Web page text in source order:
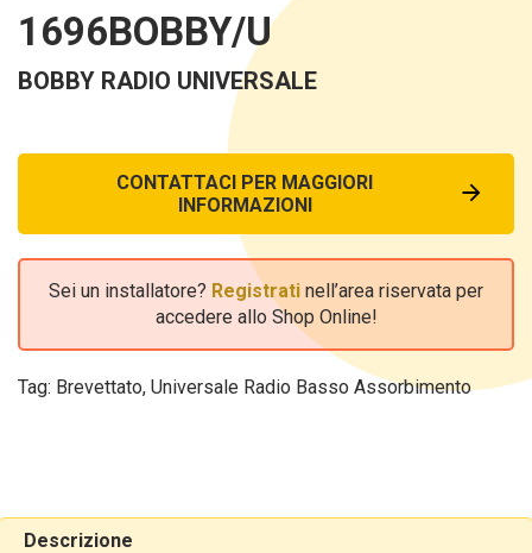
1696BOBBY/U
BOBBY RADIO UNIVERSALE
CONTATTACI PER MAGGIORI
INFORMAZIONI
Sei un installatore? Registrati nell’area riservata per
accedere allo Shop Online!
Tag: Brevettato, Universale Radio Basso Assorbimento
Descrizione